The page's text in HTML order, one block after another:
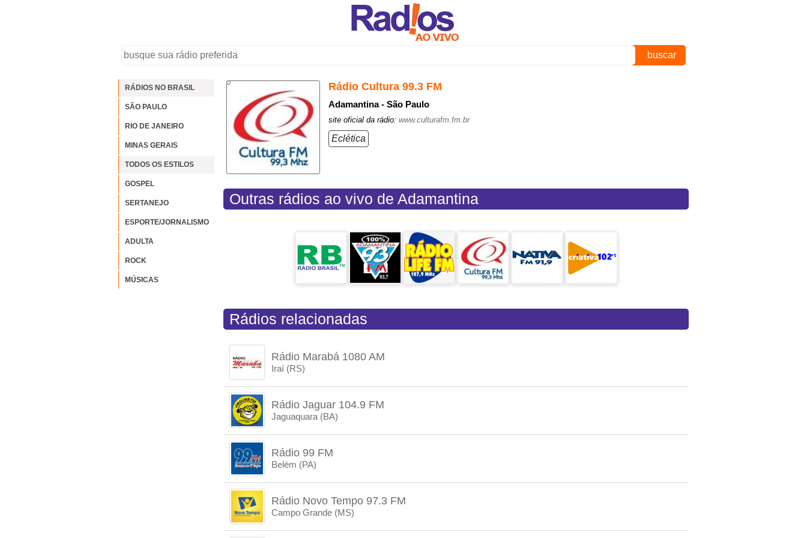
buscar
RÁDIOS NO BRASIL
SÃO PAULO
RIO DE JANEIRO
MINAS GERAIS
TODOS OS ESTILOS
GOSPEL
SERTANEJO
ESPORTE/JORNALISMO
ADULTA
ROCK
MÚSICAS
Rádio Cultura 99.3 FM
Adamantina - São Paulo
site oficial da rádio: www.culturafm.fm.br
Eclética
Outras rádios ao vivo de Adamantina
Rádios relacionadas
Rádio Marabá 1080 AM
Iraí (RS)
Rádio Jaguar 104.9 FM
Jaguaquara (BA)
Rádio 99 FM
Belém (PA)
Rádio Novo Tempo 97.3 FM
Campo Grande (MS)